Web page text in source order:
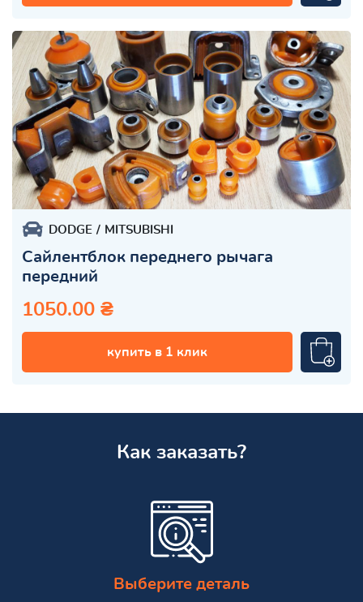
DODGE MITSUBISHI
Сайлентблок переднего рычага
передний
1050.00 ₴
купить в 1 клик
Как заказать?
Выберите деталь